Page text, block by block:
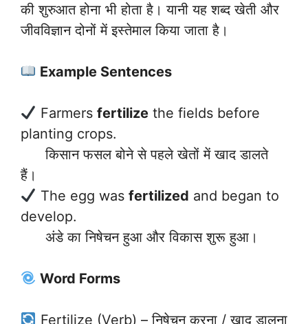
की शुरुआत होना भी होता है। यानी यह शब्द खेती और
जीवविज्ञान दोनों में इस्तेमाल किया जाता है।
Example Sentences
Farmers fertilizethe fields before
planting crops.
किसान फसल बोने से पहले खेतों में खाद डालते
हैं।
The egg was fertilized and began to
develop.
अंडे का निषेचन हुआ और विकास शुरू हुआ।
Word Forms
Fertilize (Verb) – निषेचन करना / खाद डालना